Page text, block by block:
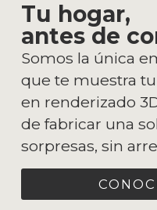
Tu hogar,
antes de
Somos la única
que te muestra
en renderizado
de fabricar una
sorpresas, sin